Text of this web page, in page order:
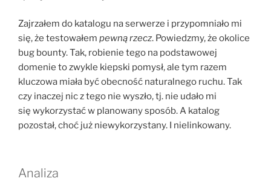
Zajrzałem do katalogu na serwerze i przypomniało mi
się, że testowałem pewną rzecz. Powiedzmy, że okolice
bug bounty. Tak, robienie tego na podstawowej
domenie to zwykle kiepski pomysł, ale tym razem
kluczowa miała być obecność naturalnego ruchu. Tak
czy inaczej nic z tego nie wyszło, tj. nie udało mi
się wykorzystać w planowany sposób. A katalog
pozostał, choć już niewykorzystany. I nielinkowany.
Analiza